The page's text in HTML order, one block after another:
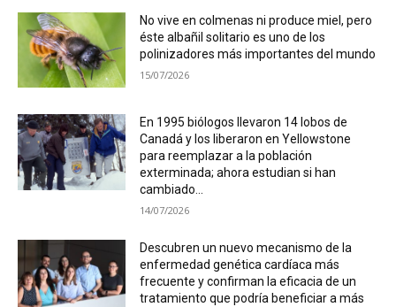
No vive en colmenas ni produce miel, pero
éste albañil solitario es uno de los
polinizadores más importantes del mundo
15/07/2026
En 1995 biólogos llevaron 14 lobos de
Canadá y los liberaron en Yellowstone
para reemplazar a la población
exterminada; ahora estudian si han
cambiado...
14/07/2026
Descubren un nuevo mecanismo de la
enfermedad genética cardíaca más
frecuente y confirman la eficacia de un
tratamiento que podría beneficiar a más